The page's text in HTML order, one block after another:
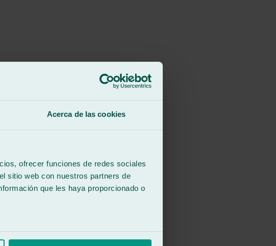
Acerca de las cookies
ofrecer funciones de redes sociales
sitio web con nuestros partners de
que les haya proporcionado o